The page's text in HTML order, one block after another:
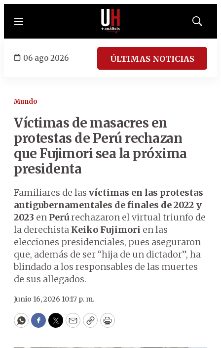
Menú
Mostrar
06 ago 2026 ÚLTIMAS NOTICIAS
Mundo
Víctimas de masacres en
protestas de Perú rechazan
que Fujimori sea la próxima
presidenta
Familiares de las víctimas en las protestas
antigubernamentales de finales de 2022 y
2023 en Perúrechazaron el virtual triunfo de
la derechista Keiko Fujimori en las
elecciones presidenciales, pues aseguraron
que, además de ser “hija de un dictador”, ha
blindado a los responsables de las muertes
de sus allegados.
Junio 16, 2026 10:17 p. m.
WhatsApp
Facebook
Twitter
EmailCopyPrint